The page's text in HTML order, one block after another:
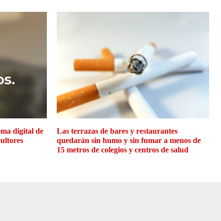
digital de
Las terrazas de bares y restaurantes
quedarán sin humo y sin fumar a menos de
15 metros de colegios y centros de salud